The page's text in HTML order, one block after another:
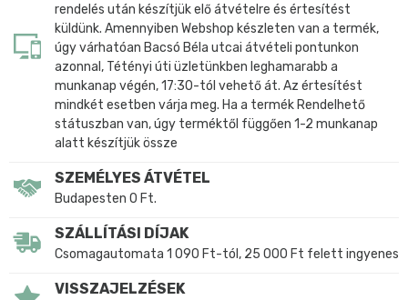
rendelés után készítjük elő átvételre és értesítést
küldünk. Amennyiben Webshop készleten van a termék,
úgy várhatóan Bacsó Béla utcai átvételi pontunkon
azonnal, Tétényi úti üzletünkben leghamarabb a
munkanap végén, 17:30-tól vehető át. Az értesítést
mindkét esetben várja meg. Ha a termék Rendelhető
státuszban van, úgy terméktől függően 1-2 munkanap
alatt készítjük össze
SZEMÉLYES ÁTVÉTEL
Budapesten 0 Ft.
SZÁLLÍTÁSI DÍJAK
Csomagautomata 1 090 Ft-tól, 25 000 Ft felett ingyenes
VISSZAJELZÉSEK